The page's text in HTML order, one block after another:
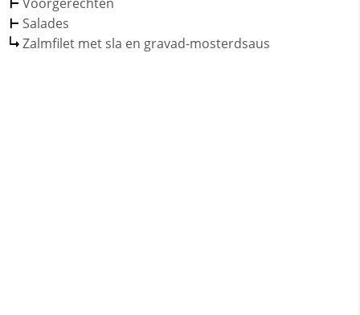
Salades
Zalmfilet met sla en gravad-mosterdsaus